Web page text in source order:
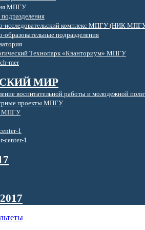
МПГУ
исследовательский комплекс МПГУ (НИК
образовательные подразделения
Технопарк «Кванториум» МПГУ
МИР
воспитательной работы и молодежной
проекты МПГУ
МПГУ